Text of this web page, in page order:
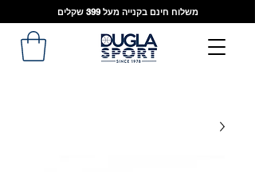
משלוח חינם בקנייה מעל 399 שקלים